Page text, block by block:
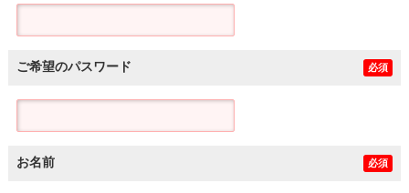
ご希望のパスワード 必須
お名前 必須